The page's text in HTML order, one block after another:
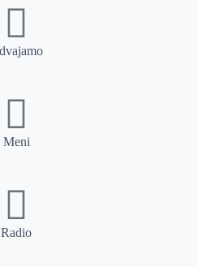
Meni
Radio